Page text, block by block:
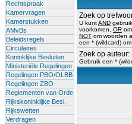
Rechtspraak
Kamervragen
Kamerstukken
AMvBs
Beleidsregels
Circulaires
Koninklijke Besluiten
Ministeriële Regelingen
Regelingen PBO/OLBB
Regelingen ZBO
Reglementen van Orde
Rijkskoninklijke Besl.
Rijkswetten
Verdragen
Zoek op
U kuntAND
voorkomen, OR
NOT om woorden
een * (wildcard)
Zoek op auteur:
Gebruik een *